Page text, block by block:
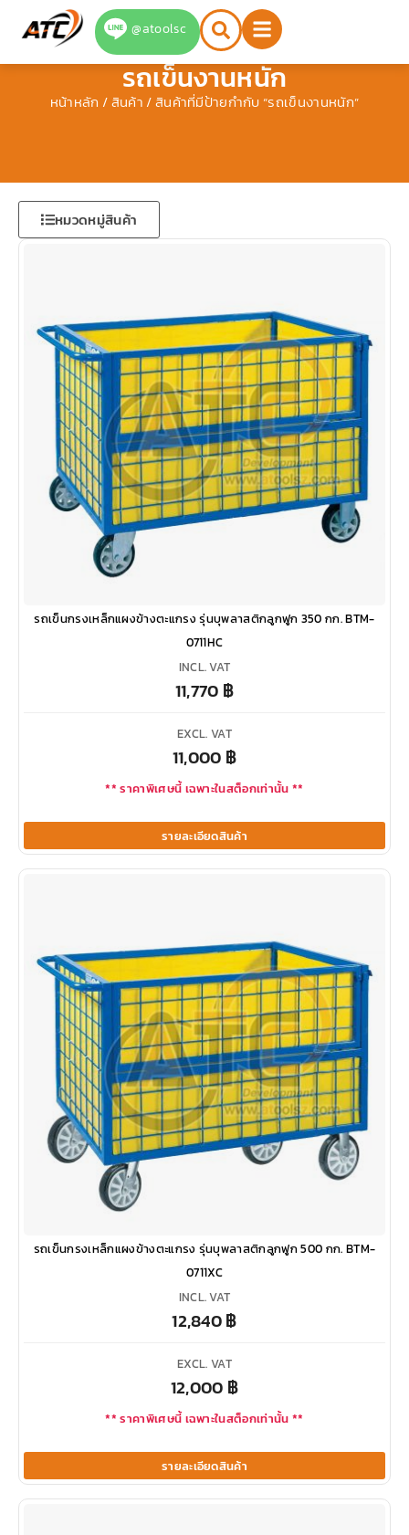
content
@atoolsc
รถเข็นงานหนัก
หน้าหลัก /สินค้า / สินค้าที่มีป้ายกำกับ “รถเข็นงานหนัก”
หมวดหมู่สินค้า
รถเข็นกรงเหล็กแผงข้างตะแกรง รุ่นบุพลาสติกลูกฟูก 350 กก. BTM-
0711HC
INCL. VAT
11,770 ฿
EXCL. VAT
11,000 ฿
** ราคาพิเศษนี้ เฉพาะในสต็อกเท่านั้น **
รายละเอียดสินค้า
รถเข็นกรงเหล็กแผงข้างตะแกรง รุ่นบุพลาสติกลูกฟูก 500 กก. BTM-
0711XC
INCL. VAT
12,840฿
EXCL. VAT
12,000 ฿
** ราคาพิเศษนี้ เฉพาะในสต็อกเท่านั้น **
รายละเอียดสินค้า